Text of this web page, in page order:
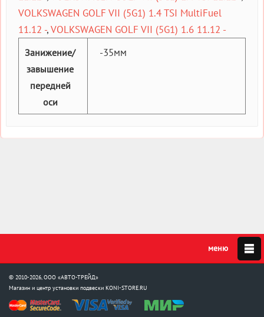
VOLKSWAGEN GOLF VII (5G1) 1.4 TSI MultiFuel
11.12 -,VOLKSWAGEN GOLF VII (5G1) 1.6 11.12 -
Занижение/
завышение
передней
оси
-35мм
© 2010-2026, ООО «АВТО-ТРЕЙД»
Магазин и центр установки подвески KONI-STORE.RU